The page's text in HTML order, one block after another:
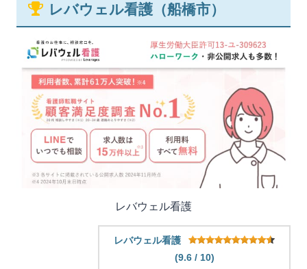
レバウェル看護（船橋市）
レバウェル看護
レバウェル看護
(9.6 / 10)